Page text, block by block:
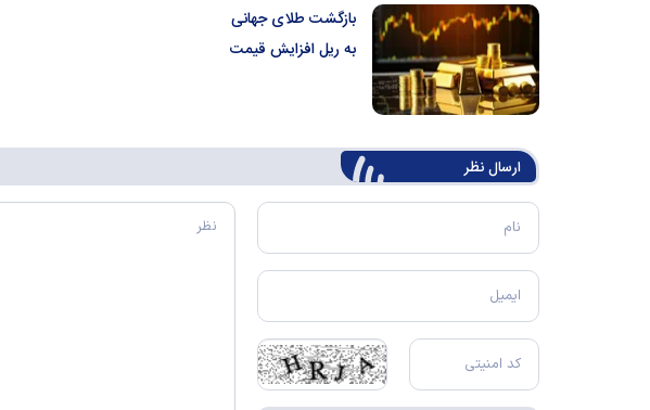
بازگشت طلای جهانی
به ریل افزایش قیمت
ارسال‌ نظر